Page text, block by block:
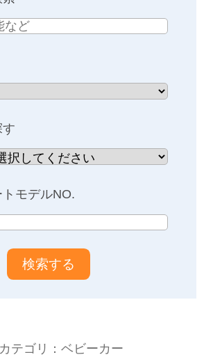
直営店のご案内
お知らせ
チャイルドシートユーザー登録
ママコラボ
このサイトについて
モデルNO.
テゴリ：ベビーカー